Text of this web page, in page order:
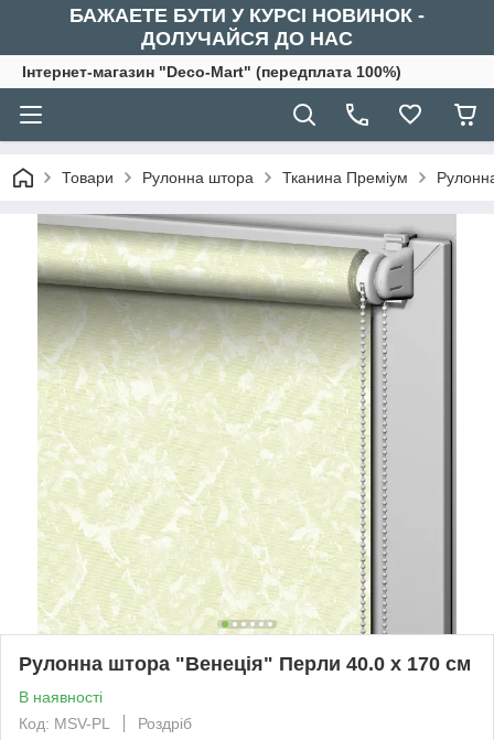
БАЖАЕТЕ БУТИ У КУРСІ НОВИНОК -
ДОЛУЧАЙСЯ ДО НАС
Інтернет-магазин "Deco-Mart" (передплата 100%)
Товари Рулонна штора Тканина Преміум
Рулонна штора "Венеція" Перли 40.0 x 170 см
В наявності
Код: MSV-PL
Роздріб